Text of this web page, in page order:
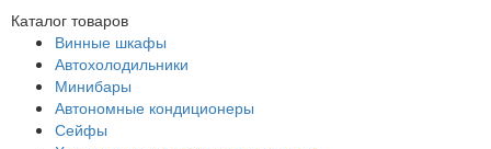
Каталог товаров
Винные шкафы
Автохолодильники
Минибары
Автономные кондиционеры
Сейфы